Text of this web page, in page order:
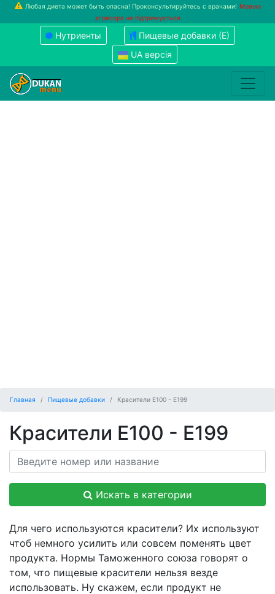
Любая диета может быть опасна! Проконсультируйтесь с врачами! Мовою
агресора не підтримується
Нутриенты
Пищевые добавки (Е)
UA версія
Главная Пищевые добавки Красители E100 - E199
Красители E100 - E199
Искать в категории
Для чего используются красители? Их используют
чтоб немного усилить или совсем поменять цвет
продукта. Нормы Таможенного союза говорят о
том, что пищевые красители нельзя везде
использовать. Ну скажем, если продукт не